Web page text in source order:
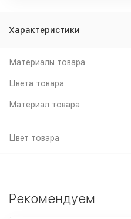
Характеристики
Материалы товара
Цвета товара
Материал товара
Цвет товара
Рекомендуем